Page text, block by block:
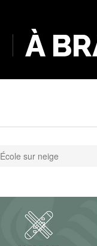
À
École sur neige